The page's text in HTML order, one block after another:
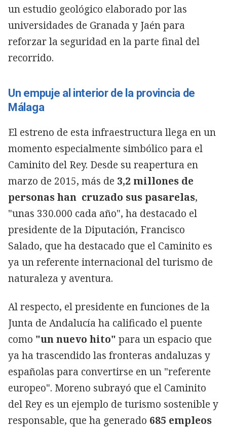
un estudio geológico elaborado por las
universidades de Granada y Jaén para
reforzar la seguridad en la parte final del
recorrido.
Un empuje al interior de la provincia de
Málaga
El estreno de esta infraestructura llega en un
momento especialmente simbólico para el
Caminito del Rey. Desde su reapertura en
marzo de 2015, más de 3,2 millones de
personas han cruzado sus pasarelas,
"unas 330.000 cada año", ha destacado el
presidente de la Diputación, Francisco
Salado, que ha destacado que el Caminito es
ya un referente internacional del turismo de
naturaleza y aventura.
Al respecto, el presidente en funciones de la
Junta de Andalucía ha calificado el puente
como "un nuevo hito" para un espacio que
ya ha trascendido las fronteras andaluzas y
españolas para convertirse en un "referente
europeo". Moreno subrayó que el Caminito
del Rey es un ejemplo de turismo sostenible y
responsable, que ha generado 685 empleos